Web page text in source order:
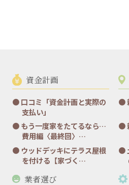
資金計画
口コミ「資金計画と実際の
支払い」
もう一度家をたてるなら…
費用編〈最終回〉…
ウッドデッキにテラス屋根
を付ける【家づく…
業者選び